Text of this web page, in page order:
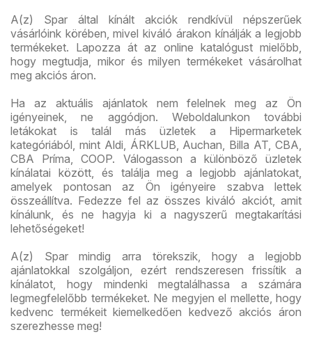
A(z) Spar által kínált akciók rendkívül népszerűek
vásárlóink körében, mivel kiváló árakon kínálják a legjobb
termékeket. Lapozza át az online katalógust mielőbb,
hogy megtudja, mikor és milyen termékeket vásárolhat
meg akciós áron.
Ha az aktuális ajánlatok nem felelnek meg az Ön
igényeinek, ne aggódjon. Weboldalunkon további
letákokat is talál más üzletek a Hipermarketek
kategóriából, mint Aldi, ÁRKLUB, Auchan, Billa AT, CBA,
CBA Príma, COOP. Válogasson a különböző üzletek
kínálatai között, és találja meg a legjobb ajánlatokat,
amelyek pontosan az Ön igényeire szabva lettek
összeállítva. Fedezze fel az összes kiváló akciót, amit
kínálunk, és ne hagyja ki a nagyszerű megtakarítási
lehetőségeket!
A(z) Spar mindig arra törekszik, hogy a legjobb
ajánlatokkal szolgáljon, ezért rendszeresen frissítik a
kínálatot, hogy mindenki megtalálhassa a számára
legmegfelelőbb termékeket. Ne megyjen el mellette, hogy
kedvenc termékeit kiemelkedően kedvező akciós áron
szerezhesse meg!